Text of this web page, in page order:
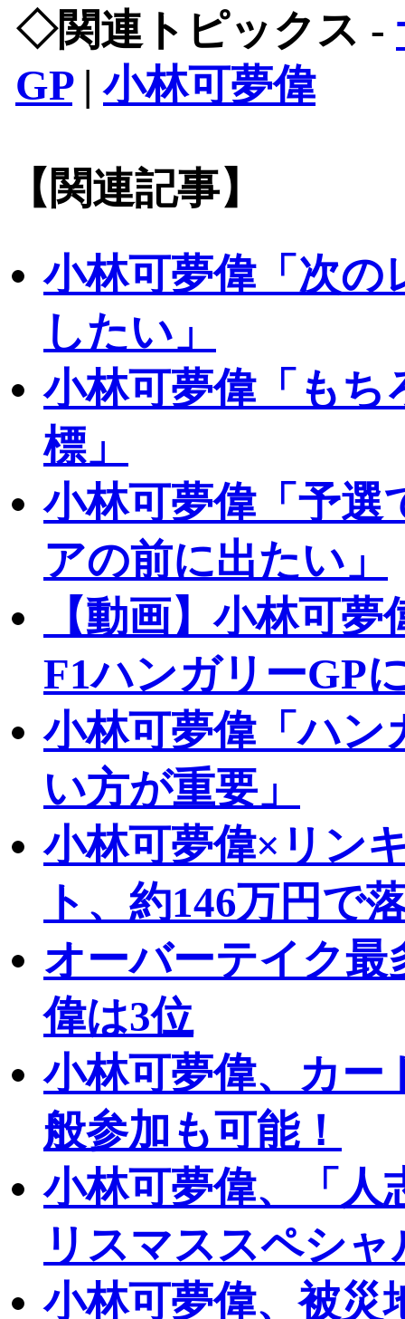
◇関連トピックス -
GP|小林可夢偉
【関連記事】
小林可夢偉「次の
したい」
小林可夢偉「もち
標」
小林可夢偉「予選
アの前に出たい」
【動画】小林可
F1ハンガリーGP
小林可夢偉「ハン
い方が重要」
小林可夢偉×リン
ト、約146万円で
オーバーテイク
偉は3位
小林可夢偉、カー
般参加も可能！
小林可夢偉、「人
リスマススペシ
小林可夢偉、被災